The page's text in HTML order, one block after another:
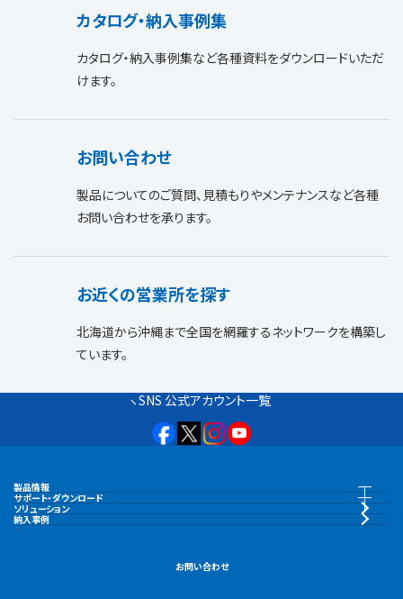
カタログ・納入事例集
カタログ・納入事例集など各種資料をダウンロードいただ
けます。
お問い合わせ
製品についてのご質問、見積もりやメンテナンスなど各種
お問い合わせを承ります。
お近くの営業所を探す
北海道から沖縄まで全国を網羅するネットワークを構築し
ています。
SNS 公式アカウント一覧
製品情報
製品情報トップ
サポート・ダウンロード
サポート・ダウンロードトップ
ソリューション
納入事例
お問い合わせ